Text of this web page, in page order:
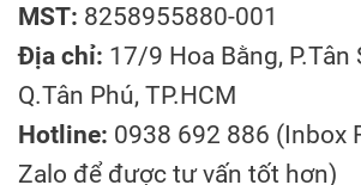
MST: 8258955880-001
Địa chỉ: 17/9 Hoa Bằng, P.Tân
Q.Tân Phú, TP.HCM
Hotline: 0938 692 886 (Inbox
Zalo để được tư vấn tốt hơn)